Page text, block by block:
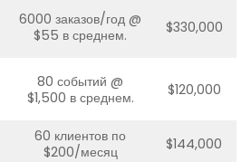
6000 заказов/год @
$55 в среднем.
$330,000
80 событий @
$1,500 в среднем.
$120,000
60 клиентов по
$200/месяц
$144,000